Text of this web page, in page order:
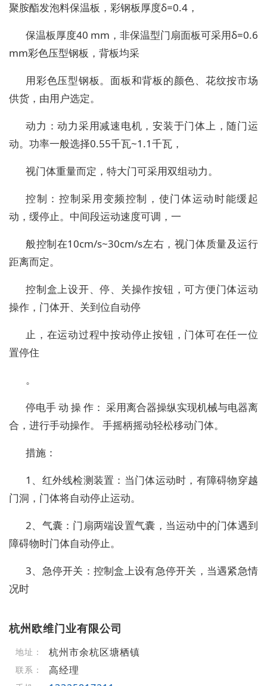
聚胺酯发泡料保温板，彩钢板厚度δ=0.4，
保温板厚度40 mm，非保温型门扇面板可采用δ=0.6
mm彩色压型钢板，背板均采
用彩色压型钢板。面板和背板的颜色、花纹按市场
供货，由用户选定。
动力：动力采用减速电机，安装于门体上，随门运
动。功率一般选择0.55千瓦~1.1千瓦，
视门体重量而定，特大门可采用双组动力。
控制：控制采用变频控制，使门体运动时能缓起
动，缓停止。中间段运动速度可调，一
般控制在10cm/s~30cm/s左右，视门体质量及运行
距离而定。
控制盒上设开、停、关操作按钮，可方便门体运动
操作，门体开、关到位自动停
止，在运动过程中按动停止按钮，门体可在任一位
置停住
。
停电手 动 操 作： 采用离合器操纵实现机械与电器离
合，进行手动操作。 手摇柄摇动轻松移动门体。
措施：
1、红外线检测装置：当门体运动时，有障碍物穿越
门洞，门体将自动停止运动。
2、气囊：门扇两端设置气囊，当运动中的门体遇到
障碍物时门体自动停止。
3、急停开关：控制盒上设有急停开关，当遇紧急情
况时
杭州欧维门业有限公司
地址： 杭州市余杭区塘栖镇
联系： 高经理